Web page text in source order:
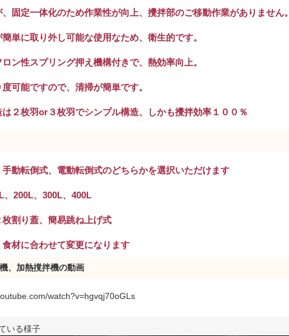
固定一体化のため作業性が向上、攪拌部のご移動作業がありません。
単に取り外し可能な使用なため、衛生的です。
ン性スプリング押え機構付きで、熱効率向上。
可能ですので、清掃が簡単です。
２枚羽or３枚羽でシンプル構造、しかも攪拌効率１００％
手動転倒式、電動転倒式のどちらかを選択いただけます
、200L、300L、400L
割り蓋、簡易跳ね上げ式
材に合わせて変更になります
、加熱撹拌機の動画
watch?v=hgvqj70oGLs
いる様子